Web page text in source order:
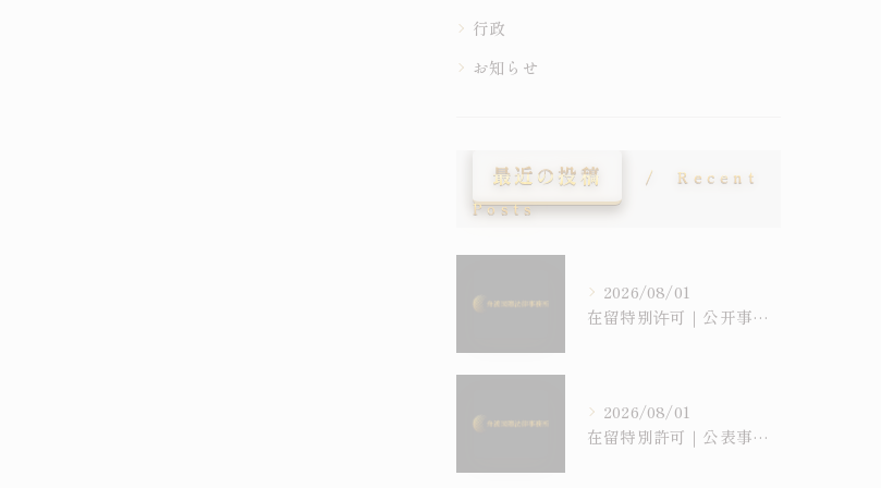
行政
お知らせ
最近の投稿
Recent
Posts
2026/08/01
在留特别许可｜公开事例是“裁量基准”的一种，但并非所有许可都被公开
2026/08/01
在留特別許可｜公表事例は「裁量基準」の一種、しかし公表されていない許可もある